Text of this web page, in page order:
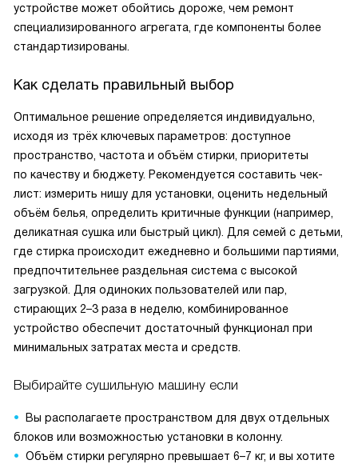
устройстве может обойтись дороже, чем ремонт
специализированного агрегата, где компоненты более
стандартизированы.
Как сделать правильный выбор
Оптимальное решение определяется индивидуально,
исходя из трёх ключевых параметров: доступное
пространство, частота и объём стирки, приоритеты
по качеству и бюджету. Рекомендуется составить чек-
лист: измерить нишу для установки, оценить недельный
объём белья, определить критичные функции (например,
деликатная сушка или быстрый цикл). Для семей с детьми,
где стирка происходит ежедневно и большими партиями,
предпочтительнее раздельная система с высокой
загрузкой. Для одиноких пользователей или пар,
стирающих 2–3 раза в неделю, комбинированное
устройство обеспечит достаточный функционал при
минимальных затратах места и средств.
Выбирайте сушильную машину если
Вы располагаете пространством для двух отдельных
блоков или возможностью установки в колонну.
Объём стирки регулярно превышает 6–7 кг, и вы хотите